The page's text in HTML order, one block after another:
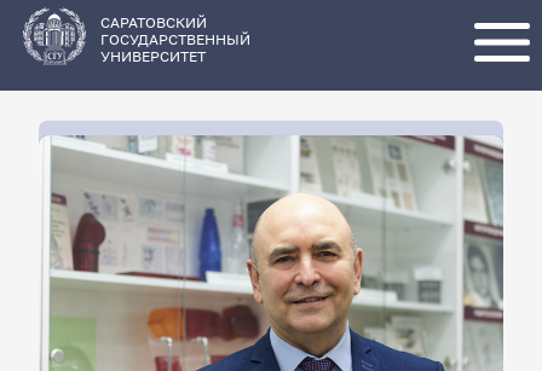
основному
содержанию
САРАТОВСКИЙ
ГОСУДАРСТВЕННЫЙ
УНИВЕРСИТЕТ